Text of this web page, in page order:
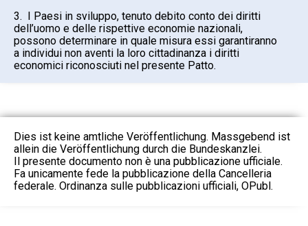
3. I Paesi in sviluppo, tenuto debito conto dei diritti
dell’uomo e delle rispettive economie nazionali,
possono determinare in quale misura essi garantiranno
a individui non aventi la loro cittadinanza i diritti
economici riconosciuti nel presente Patto.
Dies ist keine amtliche Veröffentlichung. Massgebend ist
allein die Veröffentlichung durch die Bundeskanzlei.
Il presente documento non è una pubblicazione ufficiale.
Fa unicamente fede la pubblicazione della Cancelleria
federale. Ordinanza sulle pubblicazioni ufficiali, OPubl.